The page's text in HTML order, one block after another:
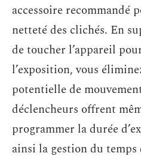
accessoire recommandé
netteté des clichés. En
de toucher l’appareil
l’exposition, vous
potentielle de
déclencheurs offrent
programmer la durée
ainsi la gestion du temps